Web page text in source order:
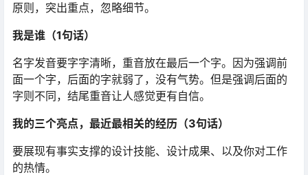
原则，突出重点，忽略细节。
我是谁（1句话）
名字发音要字字清晰，重音放在最后一个字。因为强调前
面一个字，后面的字就弱了，没有气势。但是强调后面的
字则不同，结尾重音让人感觉更有自信。
我的三个亮点，最近最相关的经历（3句话）
要展现有事实支撑的设计技能、设计成果、以及你对工作
的热情。